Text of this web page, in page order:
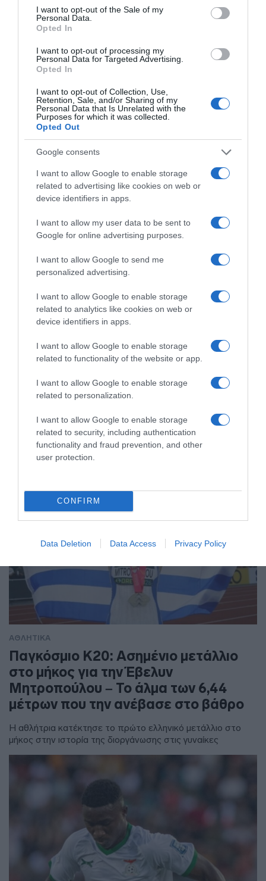
consent section.
I want to opt-out of the Sale of my
Personal Data.
Opted In
I want to opt-out of processing my
Personal Data for Targeted Advertising.
Opted In
I want to opt-out of Collection, Use,
Retention, Sale, and/or Sharing of my
Personal Data that Is Unrelated with the
Purposes for which it was collected.
Opted Out
Google consents
I want to allow Google to enable storage
related to advertising like cookies on web or
device identifiers in apps.
I want to allow my user data to be sent to
Google for online advertising purposes.
I want to allow Google to send me
personalized advertising.
I want to allow Google to enable storage
related to analytics like cookies on web or
device identifiers in apps.
I want to allow Google to enable storage
related to functionality of the website or app.
I want to allow Google to enable storage
related to personalization.
I want to allow Google to enable storage
related to security, including authentication
functionality and fraud prevention, and other
user protection.
CONFIRM
Data Deletion Data Access Privacy Policy
ΑΘΛΗΤΙΚΑ
ΑΘΛΗΤΙΚΑ
Μεξικό και Αργεντινή στηρίζουν τον
Ινφαντίνο, ενώ συνεχίζεται η κρίση
στη FIFA
Αντιμετωπίζει έντονες αντιδράσεις για την -πλέον
αποσυρμένη- πρόταση πώλησης μέρους των εμπορικών
δικαιωμάτων του Παγκοσμίου Κυπέλλου
ΑΘΛΗΤΙΚΑ
Παγκόσμιο Κ20: Ασημένιο μετάλλιο
στο μήκος για την Έβελυν
Μητροπούλου – Το άλμα των 6,44
μέτρων που την ανέβασε στο βάθρο
Η αθλήτρια κατέκτησε το πρώτο ελληνικό μετάλλιο στο
μήκος στην ιστορία της διοργάνωσης στις γυναίκες